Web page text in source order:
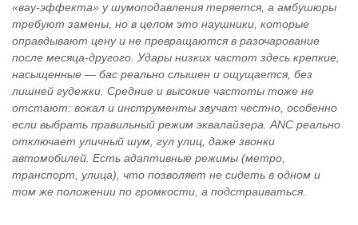
«вау-эффекта» у шумоподавления теряется, а амбушюры
требуют замены, но в целом это наушники, которые
оправдывают цену и не превращаются в разочарование
после месяца-другого. Удары низких частот здесь крепкие,
насыщенные — бас реально слышен и ощущается, без
лишней гудежки. Средние и высокие частоты тоже не
отстают: вокал и инструменты звучат честно, особенно
если выбрать правильный режим эквалайзера. ANC реально
отключает уличный шум, гул улиц, даже звонки
автомобилей. Есть адаптивные режимы (метро,
транспорт, улица), что позволяет не сидеть в одном и
том же положении по громкости, а подстраиваться.